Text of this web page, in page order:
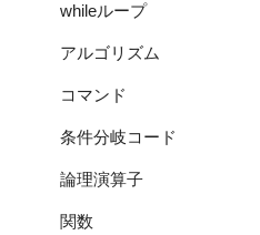
whileループ
アルゴリズム
コマンド
条件分岐コード
論理演算子
関数